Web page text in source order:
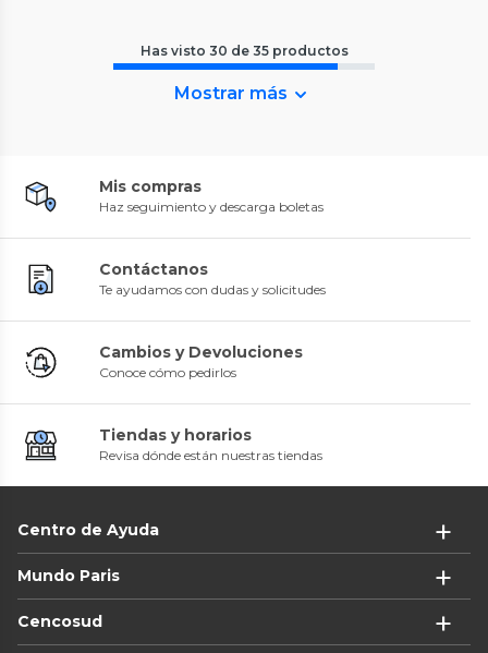
Has visto 30 de 35 productos
Mostrar más
Mis compras
Haz seguimiento y descarga boletas
Contáctanos
Te ayudamos con dudas y solicitudes
Cambios y Devoluciones
Conoce cómo pedirlos
Tiendas y horarios
Revisa dónde están nuestras tiendas
Centro de Ayuda
Mundo Paris
Cencosud